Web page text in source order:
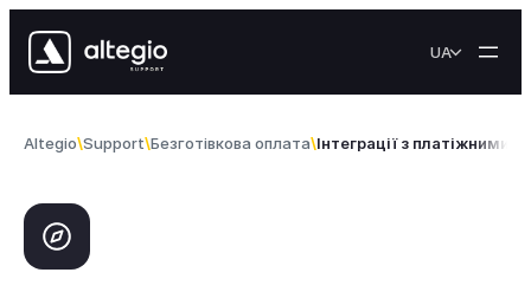
UA
Altegio Support Безготiвкова оплата Інтеграції з платіжними